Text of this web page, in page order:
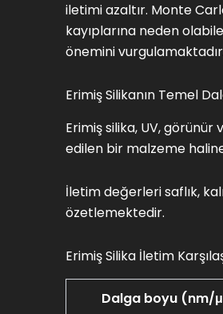
iletimi azaltır. Monte
kayıplarına neden
önemini
Erimiş Silikanın Temel
Erimiş silika, UV,
edilen bir malzeme
İletim değerleri saflık,
özetlemektedir.
Erimiş Silika İletim
Dalga boyu (nm/